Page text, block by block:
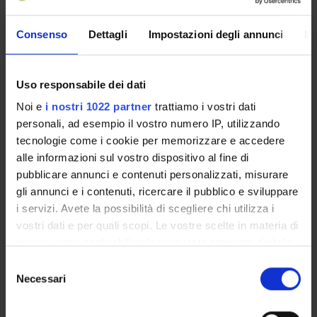
Consenso Dettagli Impostazioni degli annunci
Uso responsabile dei dati
Noi e i nostri 1022 partner trattiamo i vostri dati
personali, ad esempio il vostro numero IP, utilizzando
tecnologie come i cookie per memorizzare e accedere
alle informazioni sul vostro dispositivo al fine di
pubblicare annunci e contenuti personalizzati, misurare
gli annunci e i contenuti, ricercare il pubblico e sviluppare
i servizi. Avete la possibilità di scegliere chi utilizza i
vostri dati e per quali scopi. Le vostre scelte in materia di
modificare o revocare il proprio consenso in qualsiasi
momento dalla Dichiarazione sui cookie o facendo clic
delNecessari
Presentazione
Come iscriversi e Requisiti di ammissione
Piani didattici
Organi collegiali e di governo
Rete formativa
Servizio Studenti Internazionali
OFFERTA FORMATIVA